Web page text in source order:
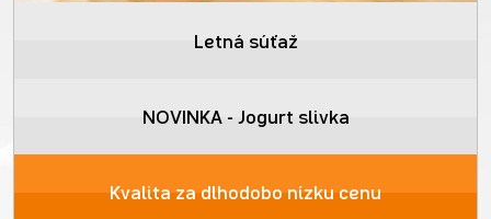
Letná súťaž
NOVINKA - Jogurt slivka
Kvalita za dlhodobo nízku cenu